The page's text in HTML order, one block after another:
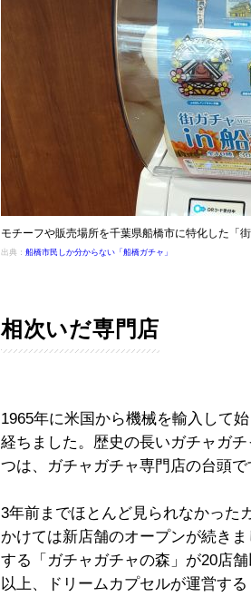
モチーフや販売場所を千葉県船橋市に特化した「街
出典： 船橋市民しか分からない「船橋ガチャ」
相次いだ専門店
1965年に米国から機械を輸入して
経ちました。歴史の長いガチャガ
つは、ガチャガチャ専門店の台頭で
3年前までほとんど見られなかった
かけては新店舗のオープンが続き
する「ガチャガチャの森」が20店
以上、ドリームカプセルが運営す